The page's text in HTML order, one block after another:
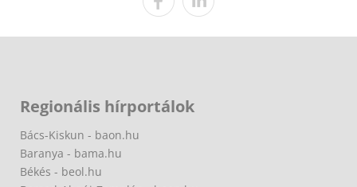
Regionális hírportálok
Bács-Kiskun - baon.hu
Baranya - bama.hu
Békés - beol.hu